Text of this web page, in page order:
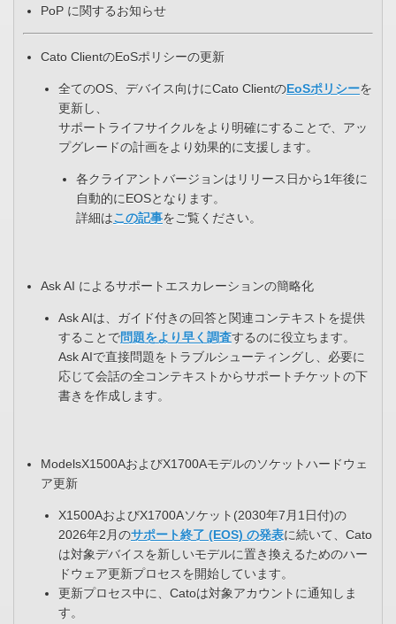
PoP に関するお知らせ
Cato ClientのEoSポリシーの更新
全てのOS、デバイス向けにCato ClientのEoSポリシーを
更新し、​
サポートライフサイクルをより明確にすることで、アッ
プグレードの計画をより効果的に支援します。​
各クライアントバージョンはリリース日から1年後に
自動的にEOSとなります。​
詳細はこの記事をご覧ください。​
Ask AI によるサポートエスカレーションの簡略化​
Ask AIは、ガイド付きの回答と関連コンテキストを提供
することで問題をより早く調査するのに役立ちます。
Ask AIで直接問題をトラブルシューティングし、必要に
応じて会話の全コンテキストからサポートチケットの下
書きを作成します。​
ModelsX1500AおよびX1700Aモデルのソケットハードウェ
ア更新​
X1500AおよびX1700Aソケット(2030年7月1日付)の
2026年2月のサポート終了 (EOS) の発表に続いて、Cato
は対象デバイスを新しいモデルに置き換えるためのハー
ドウェア更新プロセスを開始しています。​
更新プロセス中に、Catoは対象アカウントに通知しま
す。​